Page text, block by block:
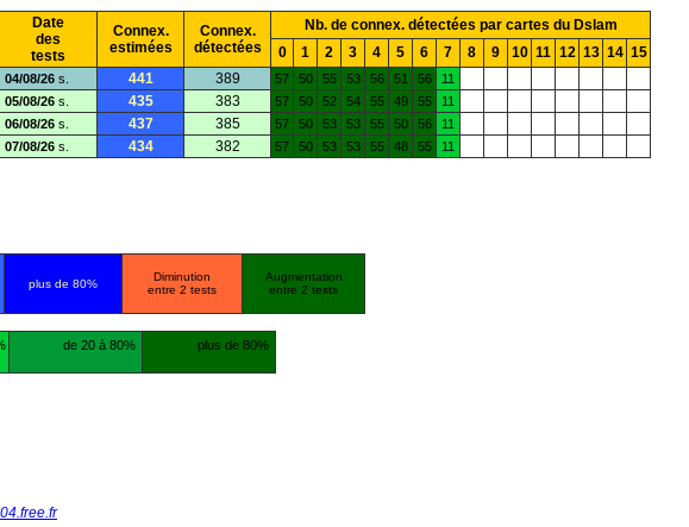
Date
des
tests
Connex.
estimées
Connex.
détectées
Nb. de connex. détectées par cartes du Dslam
0
1 2 3 4 5 6 7 8 9 10 11 12 13 14 15
04/08/26 s. 441 389 57 50 55 53 56 51 56
11
05/08/26 s. 435 383 57 50 52 54 55 49 55
11
06/08/26 s. 437 385 57 50 53 53 55 50 56
11
07/08/26 s. 434 382 57 50 53 53 55 48 55 11
plus de 80%
Diminution
entre 2 tests
Augmentation
entre 2 tests
de 20 à 80% plus de 80%